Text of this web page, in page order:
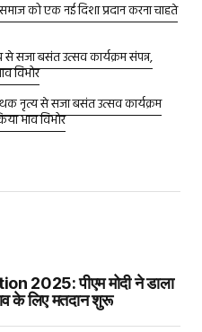
को एक नई दिशा प्रदान करना चाहते
बसंत उत्सव कार्यक्रम संपन्न,
विभोर
नृत्य से सजा बसंत उत्सव कार्यक्रम
भाव विभोर
2025: पीएम मोदी ने डाला
के लिए मतदान शुरू